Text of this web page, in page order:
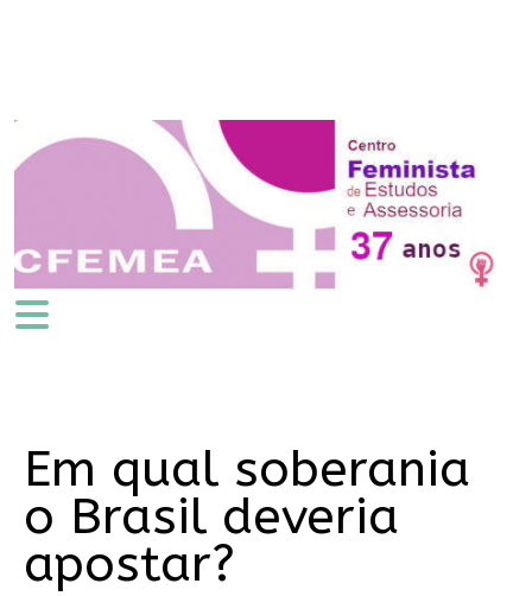
Em qual soberania
o Brasil deveria
apostar?